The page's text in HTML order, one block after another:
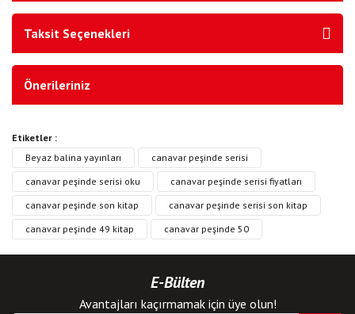
Taksit Seçenekleri
Önerileriniz
Etiketler :
Beyaz balina yayınları
canavar peşinde serisi
canavar peşinde serisi oku
canavar peşinde serisi fiyatları
canavar peşinde son kitap
canavar peşinde serisi son kitap
canavar peşinde 49 kitap
canavar peşinde 50
E-Bülten
Avantajları kaçırmamak için üye olun!